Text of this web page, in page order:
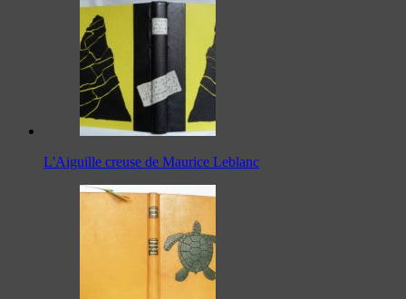
L'Aiguille creuse de Maurice Leblanc